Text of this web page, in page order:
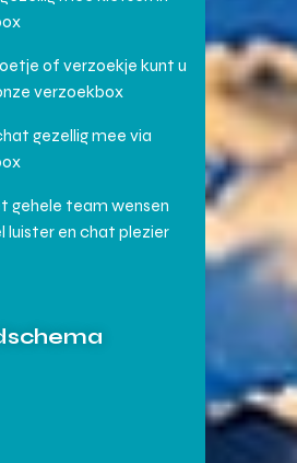
of verzoekje kunt u
verzoekbox
gezellig mee via
gehele team wensen
luister en chat plezier